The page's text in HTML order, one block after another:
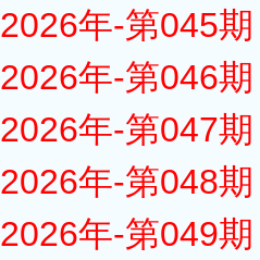
2026年-第045
2026年-第046
2026年-第047
2026年-第048
2026年-第049